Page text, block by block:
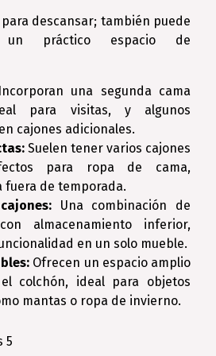
descansar; también puede
un práctico espacio de
una segunda cama
para visitas, y algunos
cajones adicionales.
Suelen tener varios cajones
para ropa de cama,
fuera de temporada.
Una combinación de
almacenamiento inferior,
en un solo mueble.
Ofrecen un espacio amplio
colchón, ideal para objetos
mantas o ropa de invierno.